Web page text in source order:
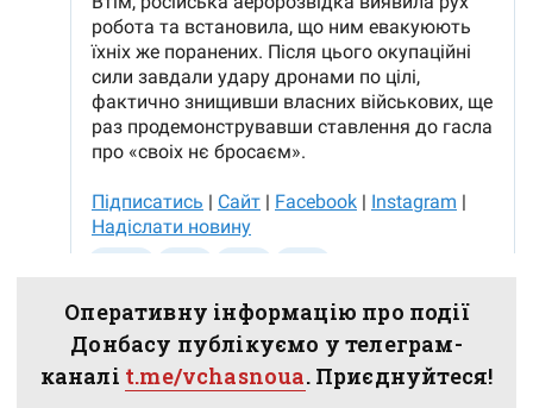
Оперативну інформацію про події
Донбасу публікуємо у телеграм-
каналі t.me/vchasnoua. Приєднуйтеся!